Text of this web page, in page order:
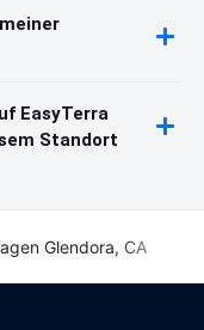
EasyTerra
Standort
Glendora, CA